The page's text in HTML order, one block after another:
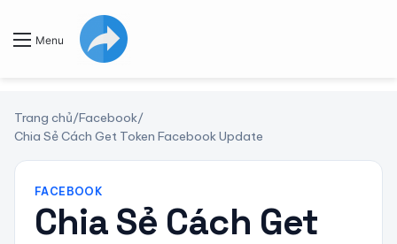
Menu
Trang chủ/Facebook/
Chia Sẻ Cách Get Token Facebook Update
FACEBOOK
Chia Sẻ Cách Get